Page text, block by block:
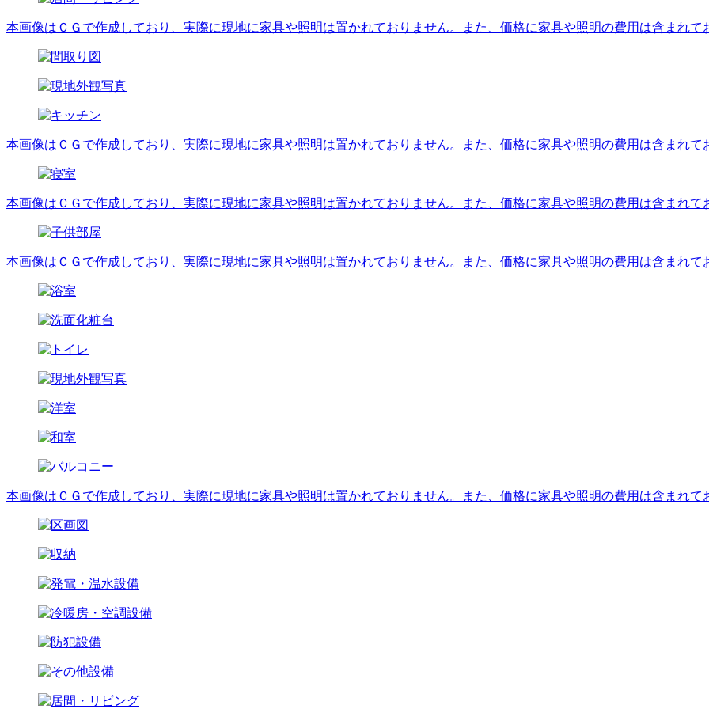
本画像はＣＧで作成しており、実際に現地に家具や照明は置かれておりません。また、価格に家具や照明の費用は含まれて
本画像はＣＧで作成しており、実際に現地に家具や照明は置かれておりません。また、価格に家具や照明の費用は含まれて
本画像はＣＧで作成しており、実際に現地に家具や照明は置かれておりません。また、価格に家具や照明の費用は含まれて
本画像はＣＧで作成しており、実際に現地に家具や照明は置かれておりません。また、価格に家具や照明の費用は含まれて
本画像はＣＧで作成しており、実際に現地に家具や照明は置かれておりません。また、価格に家具や照明の費用は含まれて